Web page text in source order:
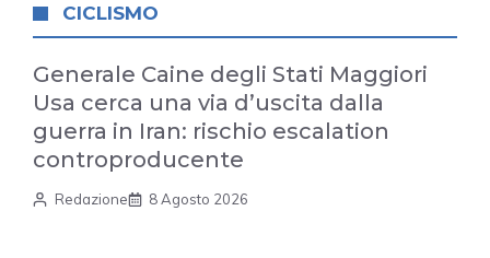
CICLISMO
Generale Caine degli Stati Maggiori
Usa cerca una via d’uscita dalla
guerra in Iran: rischio escalation
controproducente
Redazione 8 Agosto 2026